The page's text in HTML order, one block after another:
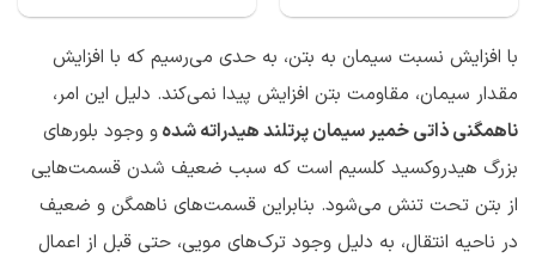
با افزایش نسبت سیمان به بتن، به حدی می‌رسیم که با افزایش
مقدار سیمان، مقاومت بتن افزایش پیدا نمی‌کند. دلیل این امر،
ناهمگنی ذاتی خمیر سیمان پرتلند هیدراته شدهو وجود بلورهای
بزرگ هیدروکسید کلسیم است که سبب ضعیف شدن قسمت‌هایی
از بتن تحت تنش می‌شود. بنابراین قسمت‌های ناهمگن و ضعیف
در ناحیه انتقال، به دلیل وجود ترک‌های مویی، حتی قبل از اعمال